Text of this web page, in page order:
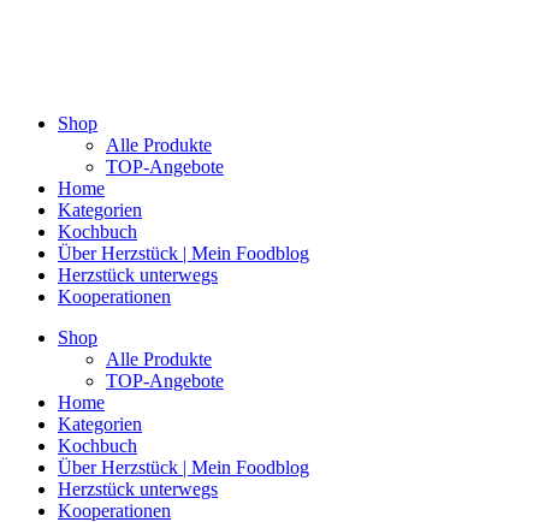
Shop
Alle Produkte
TOP-Angebote
Home
Kategorien
Kochbuch
Über Herzstück | Mein Foodblog
Herzstück unterwegs
Kooperationen
Shop
Alle Produkte
TOP-Angebote
Home
Kategorien
Kochbuch
Über Herzstück | Mein Foodblog
Herzstück unterwegs
Kooperationen